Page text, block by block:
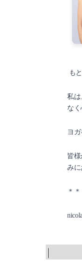
も
私
な
ヨ
皆
みに
＊